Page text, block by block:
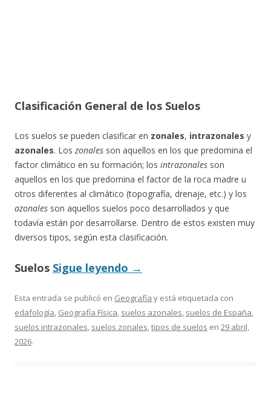
Clasificación General de los Suelos
Los suelos se pueden clasificar en zonales, intrazonales y
azonales. Los zonales son aquellos en los que predomina el
factor climático en su formación; los intrazonales son
aquellos en los que predomina el factor de la roca madre u
otros diferentes al climático (topografía, drenaje, etc.) y los
azonales son aquellos suelos poco desarrollados y que
todavía están por desarrollarse. Dentro de estos existen muy
diversos tipos, según esta clasificación.
Suelos Sigue leyendo →
Esta entrada se publicó en Geografía y está etiquetada con
edafología, Geografía Física, suelos azonales, suelos de España,
suelos intrazonales, suelos zonales,tipos de suelos en 29 abril,
2026.